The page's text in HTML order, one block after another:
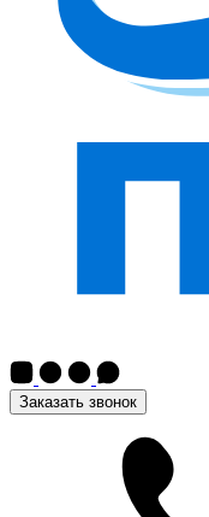
Заказать звонок